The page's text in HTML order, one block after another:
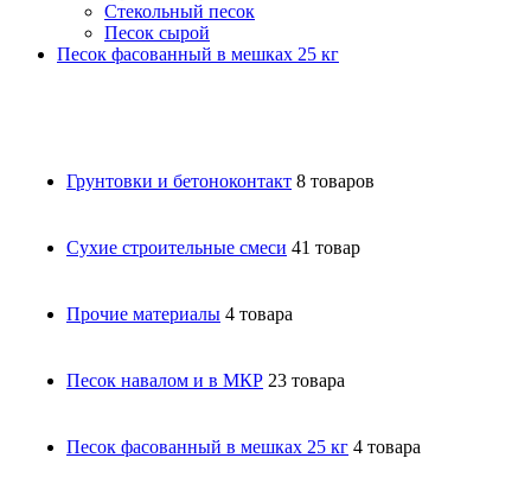
Стекольный песок
Песок сырой
Песок фасованный в мешках 25 кг
Грунтовки и бетоноконтакт 8 товаров
Сухие строительные смеси 41 товар
Прочие материалы 4 товара
Песок навалом и в МКР 23 товара
Песок фасованный в мешках 25 кг 4 товара